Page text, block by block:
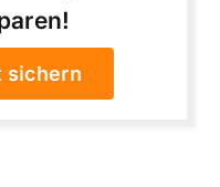
sichern